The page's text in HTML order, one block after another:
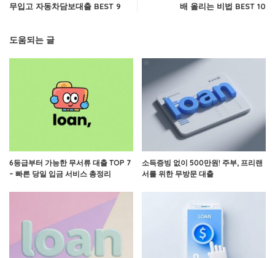
무입고 자동차담보대출 BEST 9
배 올리는 비법 BEST 10
도움되는 글
6등급부터 가능한 무서류 대출 TOP 7
– 빠른 당일 입금 서비스 총정리
소득증빙 없이 500만원! 주부, 프리랜
서를 위한 무방문 대출